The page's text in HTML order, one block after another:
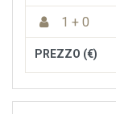
1 + 0
PREZZO (€)